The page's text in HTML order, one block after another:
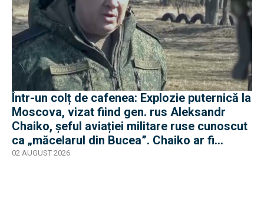
Într-un colț de cafenea: Explozie puternică la
Moscova, vizat fiind gen. rus Aleksandr
Chaiko, șeful aviației militare ruse cunoscut
ca „măcelarul din Bucea”. Chaiko ar fi
supraviețuit
02 AUGUST 2026